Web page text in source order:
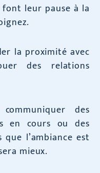
leur pause à la
la proximité avec
des relations
des
en cours ou des
l’ambiance est
mieux.